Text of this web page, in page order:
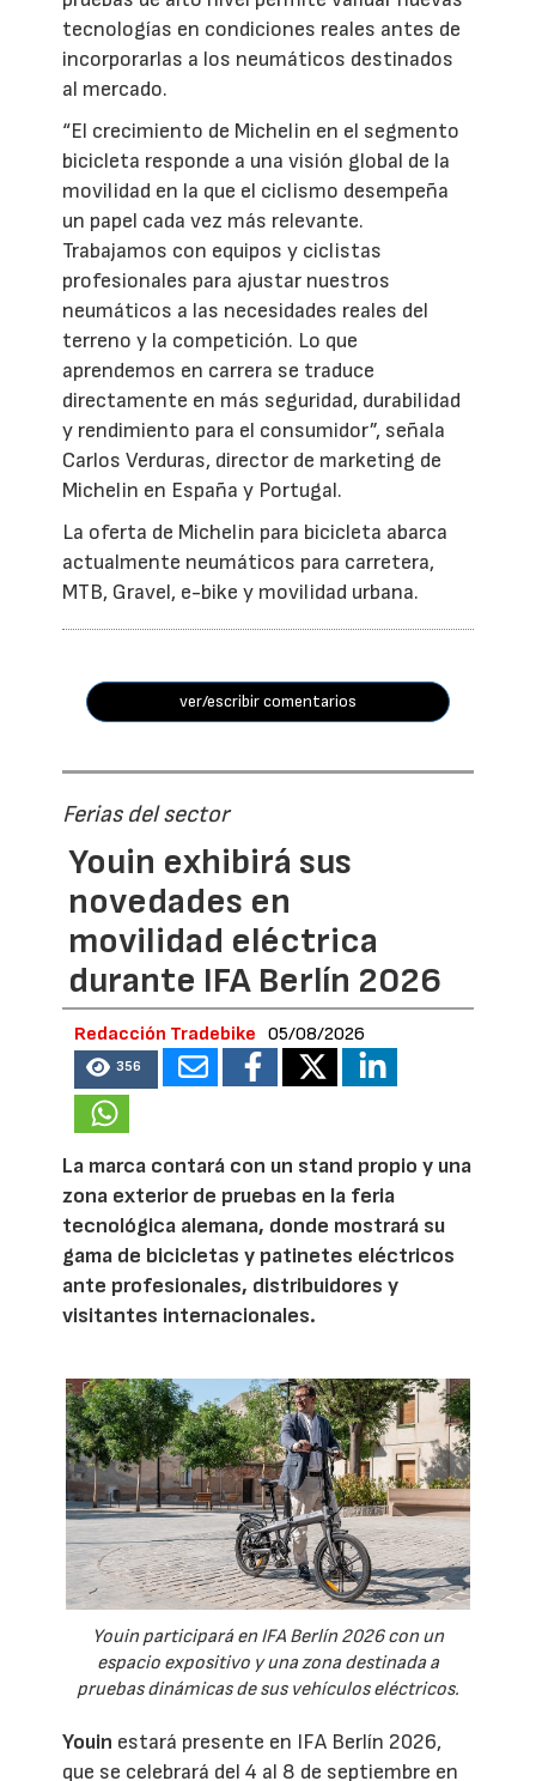
tecnologías en condiciones reales antes de
incorporarlas a los neumáticos destinados
al mercado.
“El crecimiento de Michelin en el segmento
bicicleta responde a una visión global de la
movilidad en la que el ciclismo desempeña
un papel cada vez más relevante.
Trabajamos con equipos y ciclistas
profesionales para ajustar nuestros
neumáticos a las necesidades reales del
terreno y la competición. Lo que
aprendemos en carrera se traduce
directamente en más seguridad, durabilidad
y rendimiento para el consumidor”, señala
Carlos Verduras, director de marketing de
Michelin en España y Portugal.
La oferta de Michelin para bicicleta abarca
actualmente neumáticos para carretera,
MTB, Gravel, e-bike y movilidad urbana.
ver/escribir comentarios
Ferias del sector
Youin exhibirá sus
novedades en
movilidad eléctrica
durante IFA Berlín 2026
Redacción Tradebike 05/08/2026
356
La marca contará con un stand propio y una
zona exterior de pruebas en la feria
tecnológica alemana, donde mostrará su
gama de bicicletas y patinetes eléctricos
ante profesionales, distribuidores y
visitantes internacionales.
Youin participará en IFA Berlín 2026 con un
espacio expositivo y una zona destinada a
pruebas dinámicas de sus vehículos eléctricos.
Youin estará presente en IFA Berlín 2026,
que se celebrará del 4 al 8 de septiembre en